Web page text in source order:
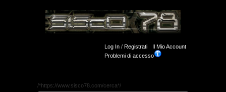
/*https://www.sisco78.com/cerca*/
Log In / Registrati
Il Mio Account
Problemi di accesso